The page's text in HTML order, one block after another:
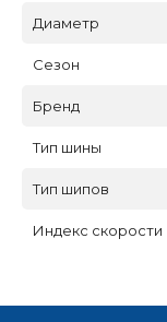
Диаметр
Сезон
Бренд
Тип шины
Тип шипов
Индекс скорости